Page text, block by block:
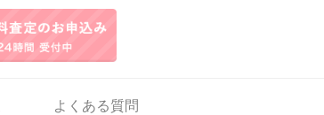
よくある質問